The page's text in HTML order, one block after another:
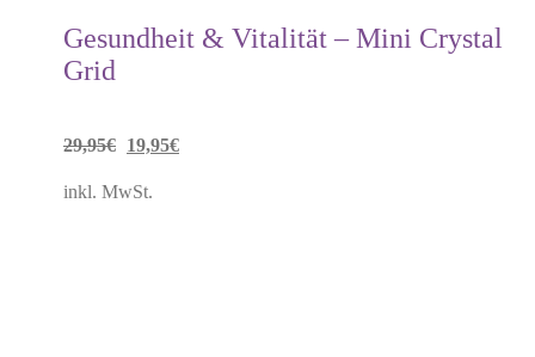
Gesundheit & Vitalität – Mini Crystal
Grid
29,95€ Ursprünglicher
Preis
19,95€Aktueller
inkl. MwSt.